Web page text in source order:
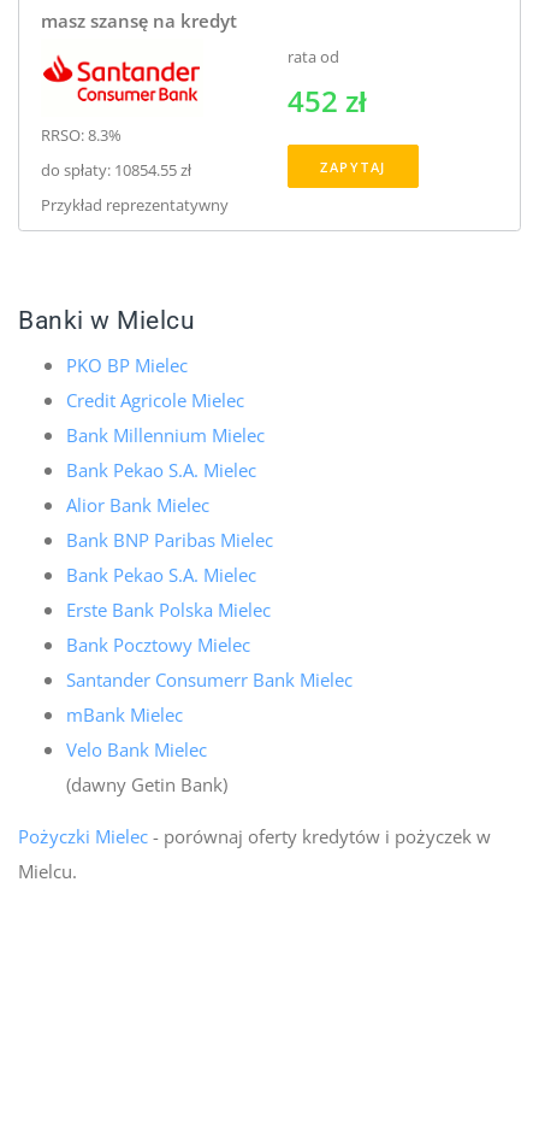
masz szansę na kredyt
RRSO: 8.3%
do spłaty: 10854.55 zł
Przykład reprezentatywny
rata od
452 zł
ZAPYTAJ
Banki w Mielcu
PKO BP Mielec
Credit Agricole Mielec
Bank Millennium Mielec
Bank Pekao S.A. Mielec
Alior Bank Mielec
Bank BNP Paribas Mielec
Bank Pekao S.A. Mielec
Erste Bank Polska Mielec
Bank Pocztowy Mielec
Santander Consumerr Bank Mielec
mBank Mielec
Velo Bank Mielec
(dawny Getin Bank)
Pożyczki Mielec- porównaj oferty kredytów i pożyczek w
Mielcu.